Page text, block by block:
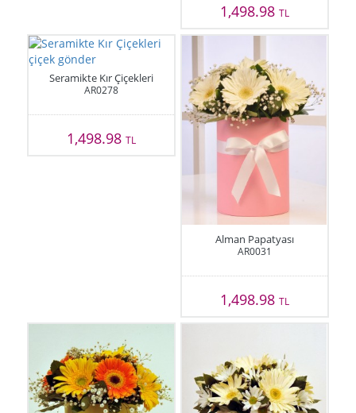
1,498.98 TL
Seramikte Kır Çiçekleri
AR0278
1,498.98TL
Alman Papatyası
AR0031
1,498.98 TL